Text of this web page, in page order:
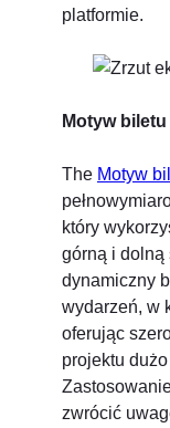
platformie.
Motyw
The Motyw
który
górną i dolną
dynamiczny
wydarzeń, w
oferując
projektu
zwrócić